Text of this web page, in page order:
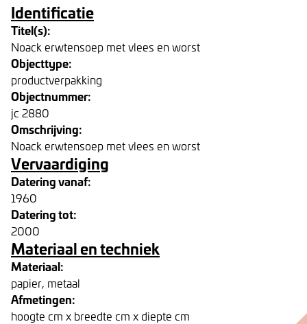
Identificatie
Titel(s):
Noack erwtensoep met vlees en worst
Objecttype:
productverpakking
Objectnummer:
jc 2880
Omschrijving:
Noack erwtensoep met vlees en worst
Vervaardiging
Datering vanaf:
1960
Datering tot:
2000
Materiaal en techniek
Materiaal:
papier, metaal
Afmetingen:
hoogte cm x breedte cm x diepte cm